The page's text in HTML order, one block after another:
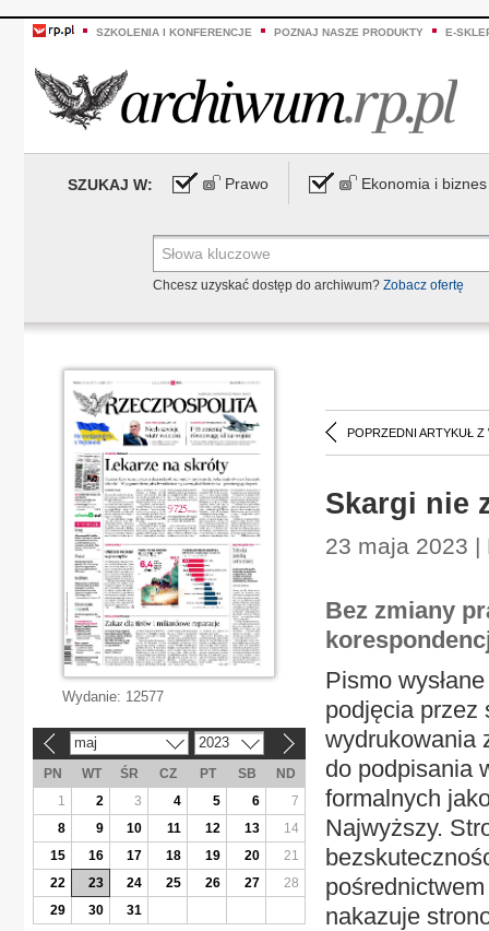
SZKOLENIA I KONFERENCJE POZNAJ NASZE PRODUKTY E-
SZUKAJ W: Prawo Ekonomia i biznes
Chcesz uzyskać dostęp do archiwum? Zobacz ofertę
POPRZEDNI ARTYKUŁ Z
Skargi nie
23 maja 2023 |
Bez zmiany
Pismo
podjęcia przez
wydrukowania
do podpisania
formalnych
Najwyższy.
nakazuje
Wydanie: 12577
maj 2023
PN WT ŚR CZ PT SB
ND
1
2 3 4 5 6
7
8
9 10 11 12 13
14
15
16 17 18 19 20
21
22
23 24 25 26 27
28
29
30 31